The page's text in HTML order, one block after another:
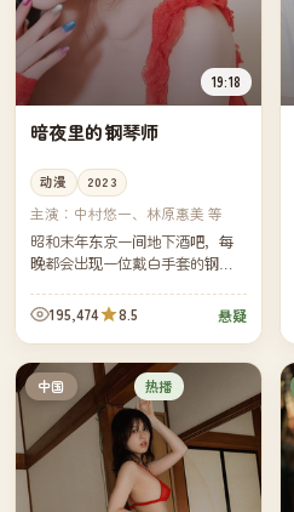
19:18
暗夜里的钢琴师
动漫 2023
主演： 中村悠一、林原惠美 等
昭和末年东京一间地下酒吧，每
晚都会出现一位戴白手套的钢琴
发现，每个消失的人最后听到的
都是同一首曲子。
195,474 8.5 悬疑
中国 热播